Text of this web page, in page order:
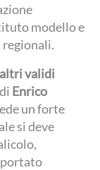
modello e
regionali.
validi
Enrico
un forte
si deve